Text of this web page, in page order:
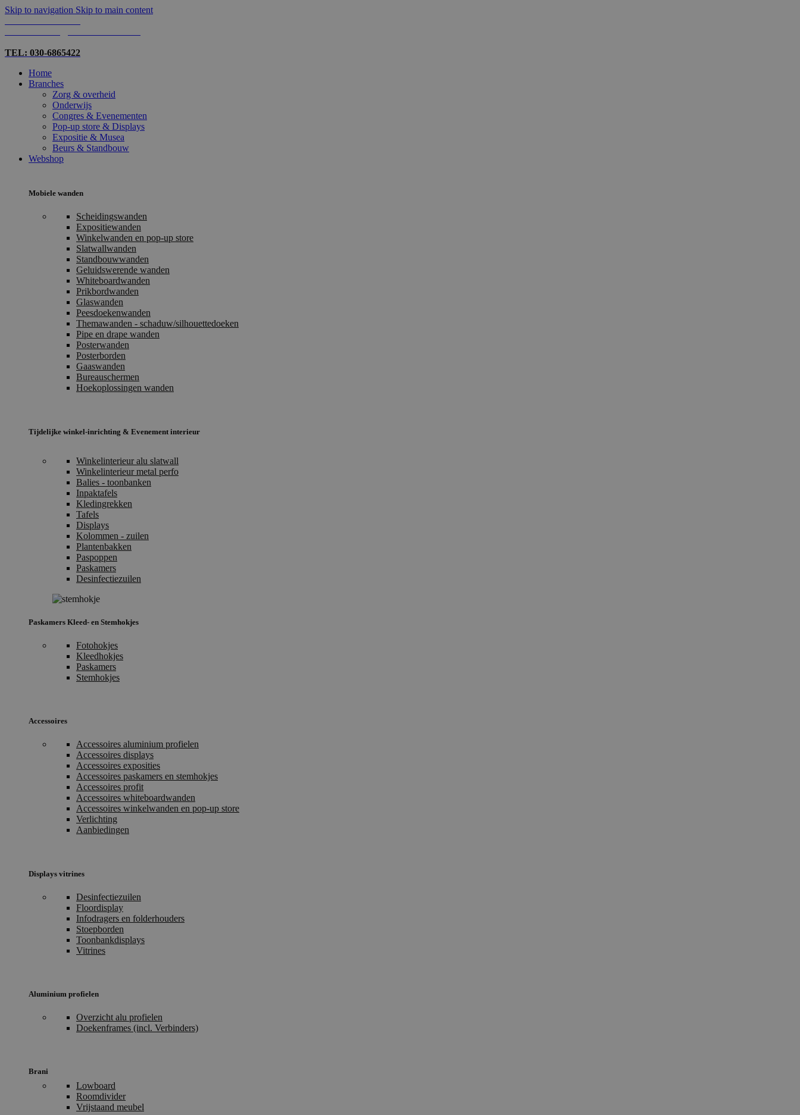
Skip to navigation Skip to main content
TEL: 030-6865422
Home
Branches
Zorg & overheid
Onderwijs
Congres & Evenementen
Pop-up store & Displays
Expositie & Musea
Beurs & Standbouw
Webshop
Mobiele wanden
Scheidingswanden
Expositiewanden
Winkelwanden en pop-up store
Slatwallwanden
Standbouwwanden
Geluidswerende wanden
Whiteboardwanden
Prikbordwanden
Glaswanden
Peesdoekenwanden
Themawanden - schaduw/silhouettedoeken
Pipe en drape wanden
Posterwanden
Posterborden
Gaaswanden
Bureauschermen
Hoekoplossingen wanden
Tijdelijke winkel-inrichting & Evenement interieur
Winkelinterieur alu slatwall
Winkelinterieur metal perfo
Balies - toonbanken
Inpaktafels
Kledingrekken
Tafels
Displays
Kolommen - zuilen
Plantenbakken
Paspoppen
Paskamers
Desinfectiezuilen
Paskamers Kleed- en Stemhokjes
Fotohokjes
Kleedhokjes
Paskamers
Stemhokjes
Accessoires
Accessoires aluminium profielen
Accessoires displays
Accessoires exposities
Accessoires paskamers en stemhokjes
Accessoires profit
Accessoires whiteboardwanden
Accessoires winkelwanden en pop-up store
Verlichting
Aanbiedingen
Displays vitrines
Desinfectiezuilen
Floordisplay
Infodragers en folderhouders
Stoepborden
Toonbankdisplays
Vitrines
Aluminium profielen
Overzicht alu profielen
Doekenframes (incl. Verbinders)
Brani
Lowboard
Roomdivider
Vrijstaand meubel